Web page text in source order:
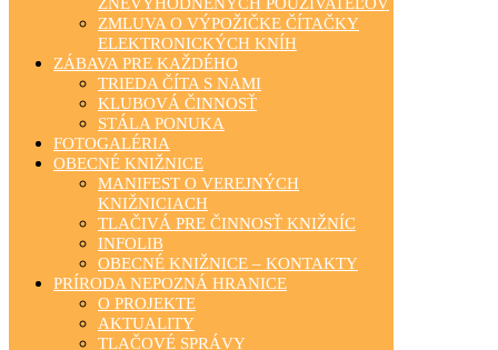
ZMLUVA O VÝPOŽIČKE ČÍTAČKY
ELEKTRONICKÝCH KNÍH
ZÁBAVA PRE KAŽDÉHO
TRIEDA ČÍTA S NAMI
KLUBOVÁ ČINNOSŤ
STÁLA PONUKA
FOTOGALÉRIA
OBECNÉ KNIŽNICE
MANIFEST O VEREJNÝCH
KNIŽNICIACH
TLAČIVÁ PRE ČINNOSŤ KNIŽNÍC
INFOLIB
OBECNÉ KNIŽNICE – KONTAKTY
PRÍRODA NEPOZNÁ HRANICE
O PROJEKTE
AKTUALITY
TLAČOVÉ SPRÁVY